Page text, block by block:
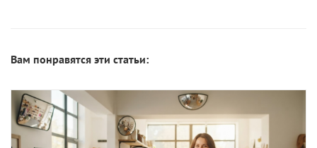
Вам понравятся эти статьи: